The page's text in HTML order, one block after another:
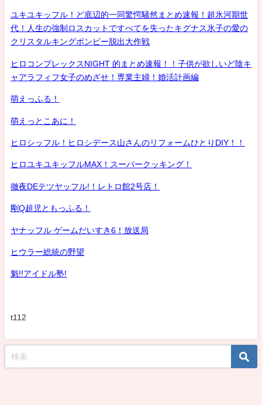
ユキユキッフル！ど底辺的一同驚愕騒然まとめ速報！超氷河期世
代！人生の強制ロスカットですべてを失ったキグナス氷子の愛の
クリスタルキングボンビー脱出大作戦
ヒロコンプレックスNIGHT 的まとめ速報！！子供が欲しいど陰キ
ャアラフィフ女子のめざせ！専業主婦！婚活計画編
萌えっふる！
萌えっとこあに！
ヒロシッフル！ヒロシデース山さんのリフォームひとりDIY！！
ヒロユキユキッフルMAX！スーパークッキング！
徹夜DEテツヤッフル!！レトロ館2号店！
剛Q超児ともっふる！
ヤナッフル ゲームだいすき6！放送局
ヒウラー総統の野望
魁!!アイドル塾!
t112